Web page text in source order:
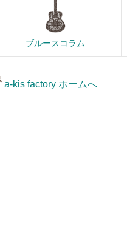
ブルースコラム
a-kis factory ホームへ